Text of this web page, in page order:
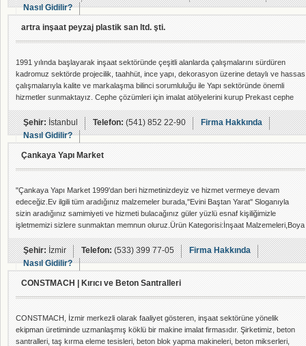
Nasıl Gidilir?
artra inşaat peyzaj plastik san ltd. şti.
1991 yılında başlayarak inşaat sektöründe çeşitli alanlarda çalışmalarını sürdüren
kadromuz sektörde projecilik, taahhüt, ince yapı, dekorasyon üzerine detaylı ve hassas
çalışmalarıyla kalite ve markalaşma bilinci sorumluluğu ile Yapı sektöründe önemli
hizmetler sunmaktayız. Cephe çözümleri için imalat atölyelerini kurup Prekast cephe
yapı elemanları üretimini yapmaktadır. Süreç içerisinde birçok proje ile estetik ve
işlevsel olarak müşterilerine beğenilir yapılar sunmuştur. ARTRA inşaat peyzaj plastik
san. ve tic
Şehir:İstanbul Telefon:(541) 852 22-90
Firma Hakkında
Nasıl Gidilir?
Çankaya Yapı Market
"Çankaya Yapı Market 1999'dan beri hizmetinizdeyiz ve hizmet vermeye devam
edeceğiz.Ev ilgili tüm aradığınız malzemeler burada,''Evini Baştan Yarat'' Sloganıyla
sizin aradığınız samimiyeti ve hizmeti bulacağınız güler yüzlü esnaf kişiliğimizle
işletmemizi sizlere sunmaktan memnun oluruz.Ürün Kategorisi:İnşaat Malzemeleri,Boya
ve Söve Malzemeleri,Yapı Kimyasalları,Sıhhi Tesisat Malzemeleri,Yedek Anahtar
Kopyalama Hizmeti,Bahçe Malzemeleri,Temizlik Malzemeleri
Şehir:İzmir Telefon:(533) 399 77-05
Firma Hakkında
Nasıl Gidilir?
CONSTMACH | Kırıcı ve Beton Santralleri
CONSTMACH, İzmir merkezli olarak faaliyet gösteren, inşaat sektörüne yönelik
ekipman üretiminde uzmanlaşmış köklü bir makine imalat firmasıdır. Şirketimiz, beton
santralleri, taş kırma eleme tesisleri, beton blok yapma makineleri, beton mikserleri,